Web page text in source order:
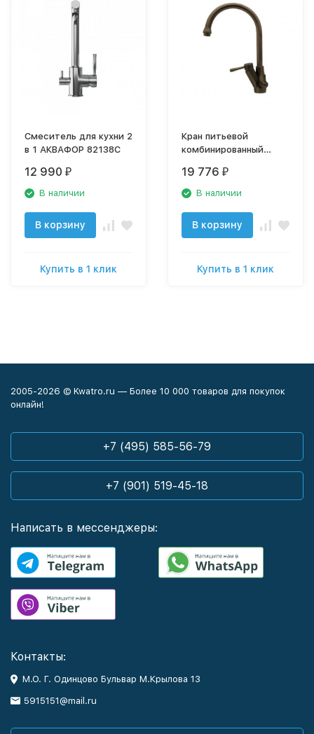
Смеситель для кухни 2
в 1 АКВАФОР 82138C
12 990 ₽
В наличии
В корзину
Купить в 1 клик
Кран питьевой
комбинированный
состаренная латунь
19 776 ₽
В наличии
В корзину
Купить в 1 клик
2005-2026 © Kwatro.ru — Более 10 000 товаров для покупок
онлайн!
+7 (495) 585-56-79
+7 (901) 519-45-18
Написать в мессенджеры:
Контакты:
М.О. Г. Одинцово Бульвар М.Крылова 13
5915151@mail.ru